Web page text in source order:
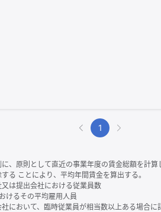
1
、原則として直近の事業年度の賃金総額を計
る ことにより、平均年間賃金を算出する。
は提出会社における従業員数
けるその平均雇用人員
において、臨時従業員が相当数以上ある場合に